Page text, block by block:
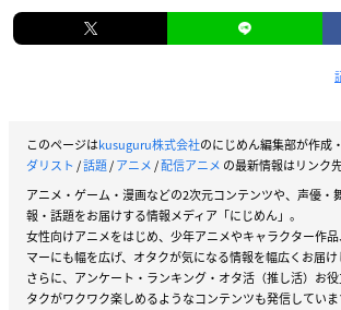
このページはkusuguru株式会社のにじめん編集部が作成
ダリスト /話題/アニメ/配信アニメ の最新情報はリンク
アニメ・ゲーム・漫画などの2次元コンテンツや、声優・
報・話題をお届けする情報メディア「にじめん」。
女性向けアニメをはじめ、少年アニメやキャラクター作
マーにも幅を広げ、オタクが気になる情報を幅広くお届け
さらに、アンケート・ランキング・オタ活（推し活）お
タクがワクワク楽しめるようなコンテンツも発信していま